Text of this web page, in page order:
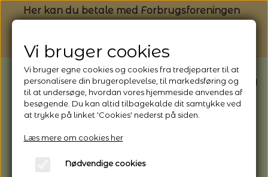
Her kan du betale med Forbrugsforeningen
BEMÆRK: Butikken har ferielukket* fra
1/8 - 9/8 - 2026
*Webshoppen er åben og sender hele
afhentning
Vi gør opmærksom på, at der kan være lidt
Vi bruger cookies
Vi bruger egne cookies og cookies fra tredjeparter til at
personalisere din brugeroplevelse, til markedsføring og
til at undersøge, hvordan vores hjemmeside anvendes af
besøgende. Du kan altid tilbagekalde dit samtykke ved
at trykke på linket 'Cookies' nederst på siden.
Læs mere om cookies her
Nødvendige cookies